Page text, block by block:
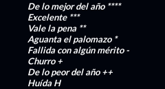
De lo mejor del año ****
Excelente***
Vale la pena **
Aguanta el palomazo *
Fallida con algún mérito-
Churro+
De lo peor del año++
HuídaH